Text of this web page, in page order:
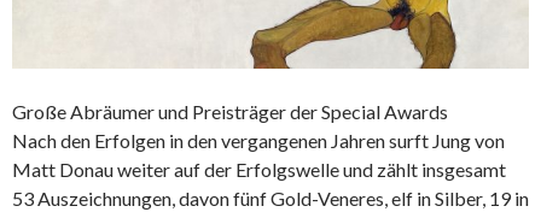
Große Abräumer und Preisträger der Special Awards
Nach den Erfolgen in den vergangenen Jahren surft Jung von
Matt Donau weiter auf der Erfolgswelle und zählt insgesamt
53 Auszeichnungen, davon fünf Gold-Veneres, elf in Silber, 19 in